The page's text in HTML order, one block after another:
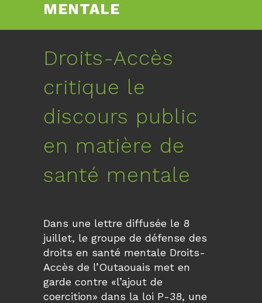
MENTALE
Droits-Accès
critique le
discours public
en matière de
santé mentale
Dans une lettre diffusée le 8
juillet, le groupe de défense des
droits en santé mentale Droits-
Accès de l’Outaouais met en
garde contre «l’ajout de
coercition» dans la loi P-38, une